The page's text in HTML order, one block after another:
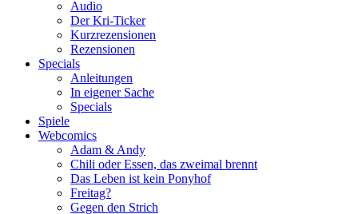
Audio
Der Kri-Ticker
Kurzrezensionen
Rezensionen
Specials
Anleitungen
In eigener Sache
Specials
Spiele
Webcomics
Adam & Andy
Chili oder Essen, das zweimal brennt
Das Leben ist kein Ponyhof
Freitag?
Gegen den Strich